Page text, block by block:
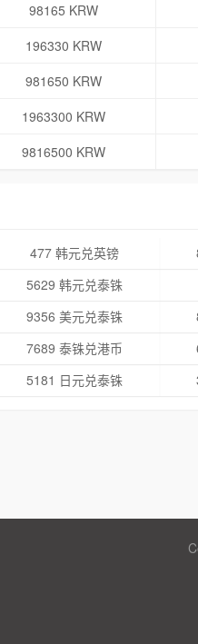
98165 KRW
196330 KRW
981650 KRW
1963300 KRW
9816500 KRW
477 韩元兑英镑
5629 韩元兑泰铢
9356 美元兑泰铢
7689 泰铢兑港币
5181 日元兑泰铢